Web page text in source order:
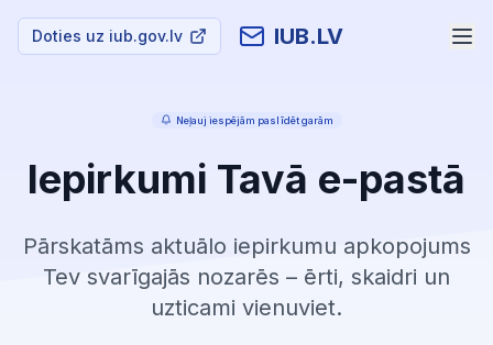
Doties uz iub.gov.lv IUB.LV
Neļauj iespējām paslīdēt garām
Iepirkumi Tavā e-pastā
Pārskatāms aktuālo iepirkumu apkopojums
Tev svarīgajās nozarēs – ērti, skaidri un
uzticami vienuviet.